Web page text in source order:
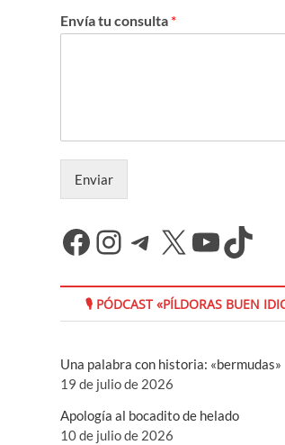
Envía tu consulta *
Enviar
Facebook
Instagram
Telegram
X
🎙 PÓDCAST «PÍLDORAS BUEN
Una palabra con historia: «bermudas»
19 de julio de 2026
Apología al bocadito de helado
10 de julio de 2026